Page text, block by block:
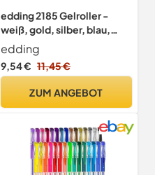
edding 2185 Gelroller -
weiß, gold, silber, blau,
grün, pink, violett - 7er Set
- 0,7 mm - Gelstifte zum
Schreiben, Malen,
Gelschreiber, Gelmalstifte
edding
9,54 € 11,45 €
ZUM ANGEBOT